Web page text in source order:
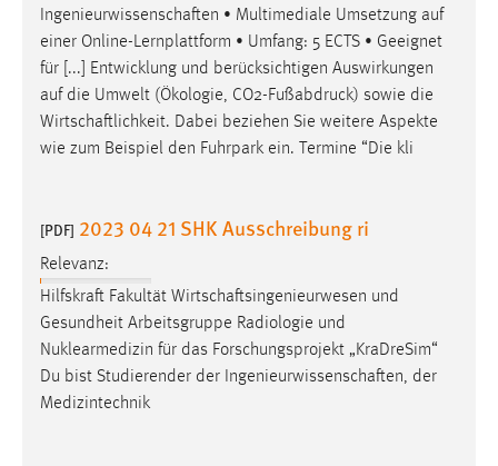
Ingenieurwissenschaften • Multimediale Umsetzung auf
einer Online-Lernplattform • Umfang: 5 ECTS • Geeignet
für [...] Entwicklung und berücksichtigen Auswirkungen
auf die Umwelt (Ökologie, CO2-Fußabdruck) sowie die
Wirtschaftlichkeit. Dabei beziehen Sie weitere Aspekte
wie zum Beispiel den Fuhrpark ein. Termine “Die kli
[PDF] 2023 04 21 SHK Ausschreibung ri
Relevanz:
Hilfskraft Fakultät Wirtschaftsingenieurwesen und
Gesundheit Arbeitsgruppe Radiologie und
Nuklearmedizin für das Forschungsprojekt „KraDreSim“
Du bist Studierender der Ingenieurwissenschaften, der
Medizintechnik
Zweck:
Das Cookie speichert die gewählte Sprache der Website.
Cookie Laufzeit:
MibewSessionID, MIBEW_UserID, mibew_locale, mibew-
chat-frame-style-5e9dbeb1811c0446
Zweck:
Wird benötigt um die Chatfunktion nutzen zu können.
Cookie Laufzeit:
MibewSessionID, mibew-chat-frame-style-